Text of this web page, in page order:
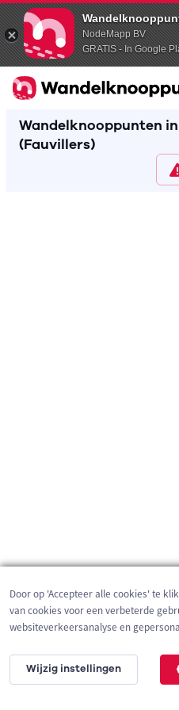
NodeMapp BV
GRATIS - In Google
Wandelknooppunten
(Fauvillers)
200 m
Door op 'Accepteer alle cookies' te
van cookies voor een verbeterde
websiteverkeersanalyse en
Wijzig instellingen